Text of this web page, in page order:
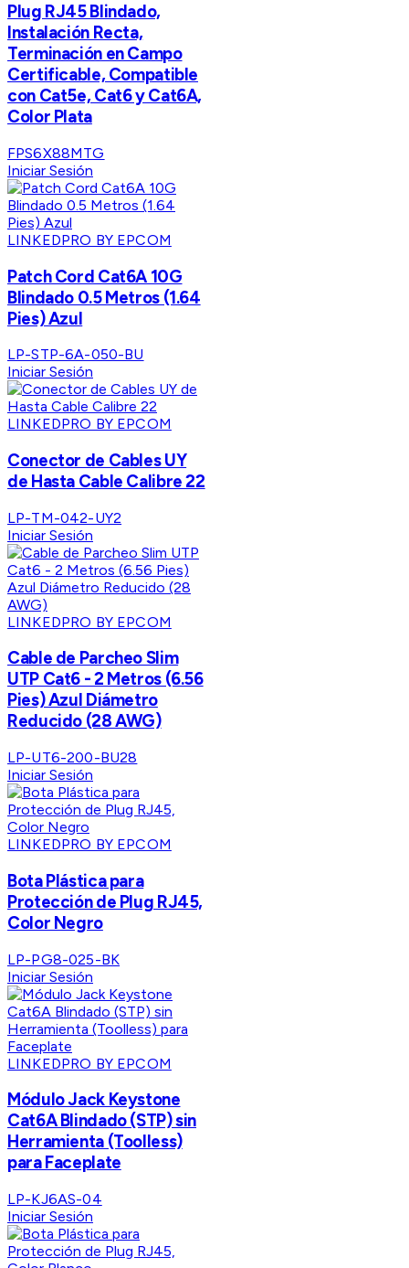
Plug RJ45 Blindado,
Instalación Recta,
Terminación en Campo
Certificable, Compatible
con Cat5e, Cat6 y Cat6A,
Color Plata
FPS6X88MTG
Iniciar Sesión
LINKEDPRO BY EPCOM
Patch Cord Cat6A 10G
Blindado 0.5 Metros (1.64
Pies) Azul
LP-STP-6A-050-BU
Iniciar Sesión
LINKEDPRO BY EPCOM
Conector de Cables UY
de Hasta Cable Calibre 22
LP-TM-042-UY2
Iniciar Sesión
LINKEDPRO BY EPCOM
Cable de Parcheo Slim
UTP Cat6 - 2 Metros (6.56
Pies) Azul Diámetro
Reducido (28 AWG)
LP-UT6-200-BU28
Iniciar Sesión
LINKEDPRO BY EPCOM
Bota Plástica para
Protección de Plug RJ45,
Color Negro
LP-PG8-025-BK
Iniciar Sesión
LINKEDPRO BY EPCOM
Módulo Jack Keystone
Cat6A Blindado (STP) sin
Herramienta (Toolless)
para Faceplate
LP-KJ6AS-04
Iniciar Sesión